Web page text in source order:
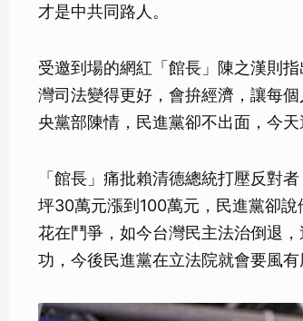
才是中共同路人。
受邀到場的網紅「館長」陳之漢則
灣司法變得更好，會拚經濟，讓每
央黨部陳情，民進黨卻不出面，今天
「館長」痛批賴清德總統打壓反對
坪30萬元漲到100萬元，民進黨卻
花在鬥爭，如今台灣民主法治倒退
功，今後民進黨在立法院就會要風